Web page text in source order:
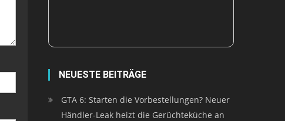
NEUESTE BEITRÄGE
GTA 6: Starten die Vorbestellungen? Neuer
Händler-Leak heizt die Gerüchteküche an